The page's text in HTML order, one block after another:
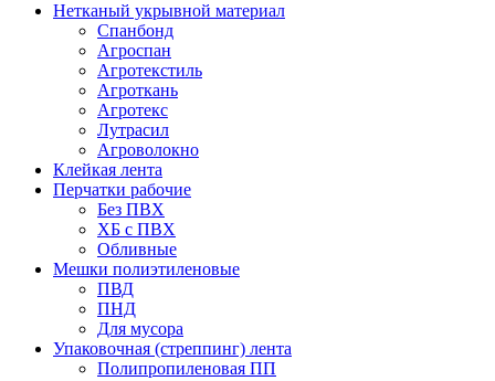
Нетканый укрывной материал
Спанбонд
Агроспан
Агротекстиль
Агроткань
Агротекс
Лутрасил
Агроволокно
Клейкая лента
Перчатки рабочие
Без ПВХ
ХБ с ПВХ
Обливные
Мешки полиэтиленовые
ПВД
ПНД
Для мусора
Упаковочная (стреппинг) лента
Полипропиленовая ПП